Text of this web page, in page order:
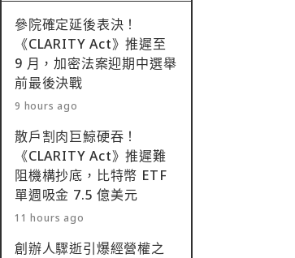
參院確定延後表決！
《CLARITY Act》推遲至
9 月，加密法案迎期中選舉
前最後決戰
9 hours ago
散戶割肉巨鯨硬吞！
《CLARITY Act》推遲難
阻機構抄底，比特幣 ETF
單週吸金 7.5 億美元
11 hours ago
創辦人驟逝引爆經營權之